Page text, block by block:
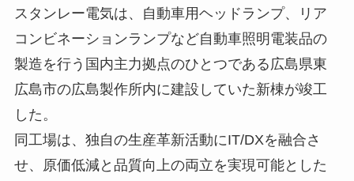
スタンレー電気は、自動車用ヘッドランプ、リア
コンビネーションランプなど自動車照明電装品の
製造を行う国内主力拠点のひとつである広島県東
広島市の広島製作所内に建設していた新棟が竣工
した。
同工場は、独自の生産革新活動にIT/DXを融合さ
せ、原価低減と品質向上の両立を実現可能とした